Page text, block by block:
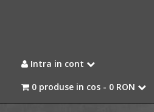
Intra in cont
0 produse in cos - 0 RON